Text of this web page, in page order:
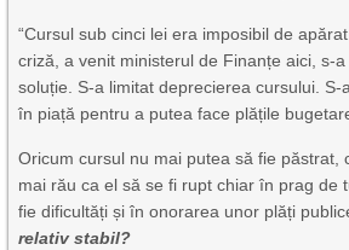
“Cursul sub cinci lei era imposibil de
criză, a venit ministerul de Finanțe aici, s-
soluție. S-a limitat deprecierea cursului. S-
în piață pentru a putea face plățile
Oricum cursul nu mai putea să fie păstrat,
mai rău ca el să se fi rupt chiar în prag de
fie dificultăți și în onorarea unor plăți
relativ stabil?